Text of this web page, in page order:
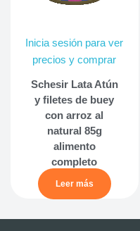
Inicia sesión para ver
precios y comprar
Schesir Lata Atún
y filetes de buey
con arroz al
natural 85g
alimento
completo
Leer más